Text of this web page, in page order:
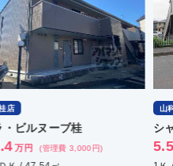
店
・ビルヌーブ桂
万円 (管理費 3,000円)
山
シ
5.5